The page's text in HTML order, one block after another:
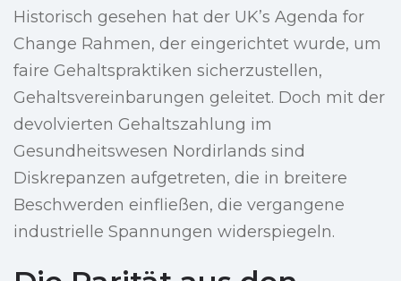
Historisch gesehen hat der UK’s Agenda for
Change Rahmen, der eingerichtet wurde, um
faire Gehaltspraktiken sicherzustellen,
Gehaltsvereinbarungen geleitet. Doch mit der
devolvierten Gehaltszahlung im
Gesundheitswesen Nordirlands sind
Diskrepanzen aufgetreten, die in breitere
Beschwerden einfließen, die vergangene
industrielle Spannungen widerspiegeln.